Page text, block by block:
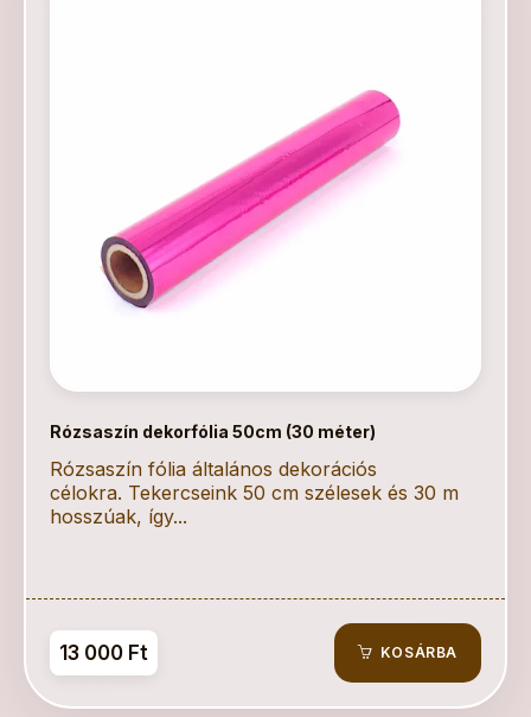
Rózsaszín dekorfólia 50cm (30 méter)
Rózsaszín fólia általános dekorációs
célokra. Tekercseink 50 cm szélesek és 30 m
hosszúak, így...
13 000 Ft KOSÁRBA